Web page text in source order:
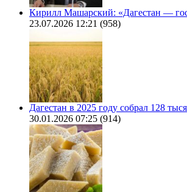
Кирилл Машарский: «Дагестан —
23.07.2026 12:21 (958)
Дагестан в 2025 году собрал 128
30.01.2026 07:25 (914)